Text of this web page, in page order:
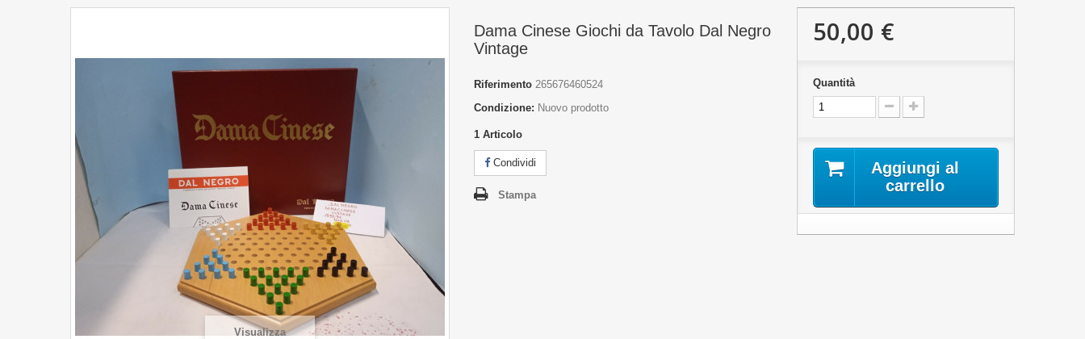
Visualizza
Dama Cinese Giochi da Tavolo Dal Negro
Vintage
Riferimento 265676460524
Condizione: Nuovo prodotto
1 Articolo
Condividi
Stampa
50,00 €
Quantità
Aggiungi al
carrello